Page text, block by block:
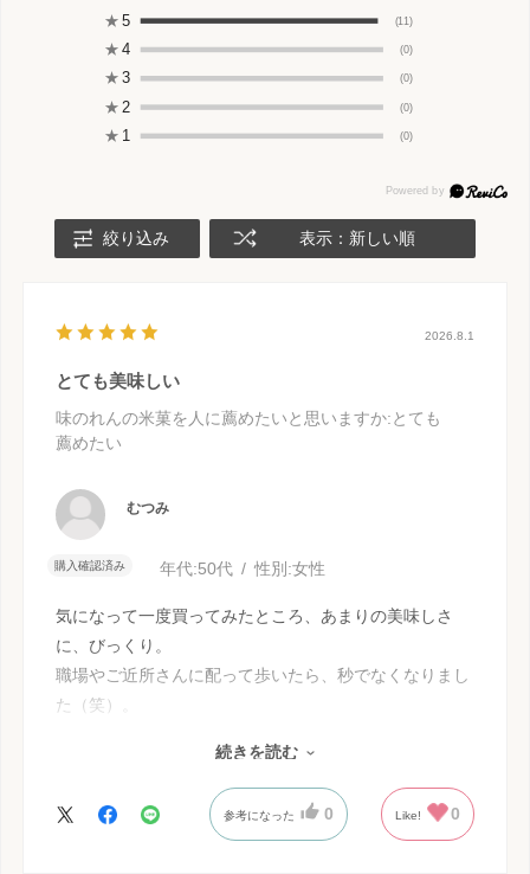
★ 5 (11)
★ 4 (0)
★ 3 (0)
★ 2 (0)
★ 1 (0)
絞り込み 表示：新しい順
2026.8.1
とても美味しい
味のれんの米菓を人に薦めたいと思いますか:とても
薦めたい
むつみ
購入確認済み 年代:50代 性別:女性
気になって一度買ってみたところ、あまりの美味しさ
に、びっくり。
職場やご近所さんに配って歩いたら、秒でなくなりまし
た（笑）。
よくある醤油味のお煎餅を想像していると、ほんのりと
続きを読む
参考になった 0 Like! 0